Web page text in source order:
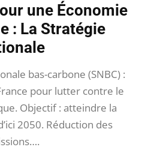
une Économie
: La Stratégie
bas-carbone (SNBC) :
pour lutter contre le
Objectif : atteindre la
2050. Réduction des